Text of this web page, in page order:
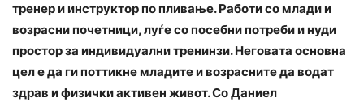
тренер и инструктор по пливање. Работи со млади и
возрасни почетници, луѓе со посебни потреби и нуди
простор за индивидуални тренинзи. Неговата основна
цел е да ги поттикне младите и возрасните да водат
здрав и физички активен живот. Со Даниел